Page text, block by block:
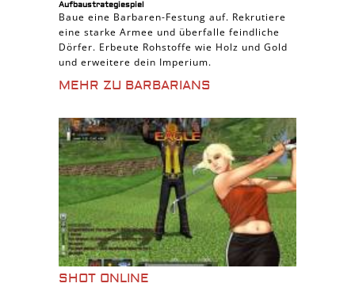
Aufbaustrategiespiel
Baue eine Barbaren-Festung auf. Rekrutiere
eine starke Armee und überfalle feindliche
Dörfer. Erbeute Rohstoffe wie Holz und Gold
und erweitere dein Imperium.
MEHR ZU BARBARIANS
SHOT ONLINE